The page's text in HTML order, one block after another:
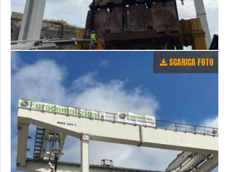
SCARICA FOTO